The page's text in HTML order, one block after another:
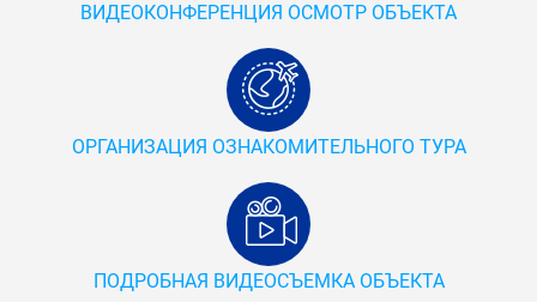
ВИДЕОКОНФЕРЕНЦИЯ ОСМОТР ОБЪЕКТА
ОРГАНИЗАЦИЯ ОЗНАКОМИТЕЛЬНОГО ТУРА
ПОДРОБНАЯ ВИДЕОСЪЕМКА ОБЪЕКТА